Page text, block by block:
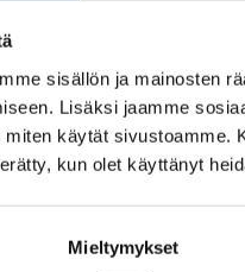
sisällön ja mainosten
Lisäksi jaamme
käytät sivustoamme.
kun olet käyttänyt
Mieltymykset
SDG-